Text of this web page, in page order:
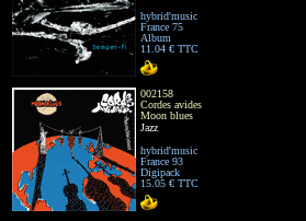
hybrid'music
France 75
Album
11.04 € TTC
002158
Cordes avides
Moon blues
Jazz
hybrid'music
France 93
Digipack
15.05 € TTC